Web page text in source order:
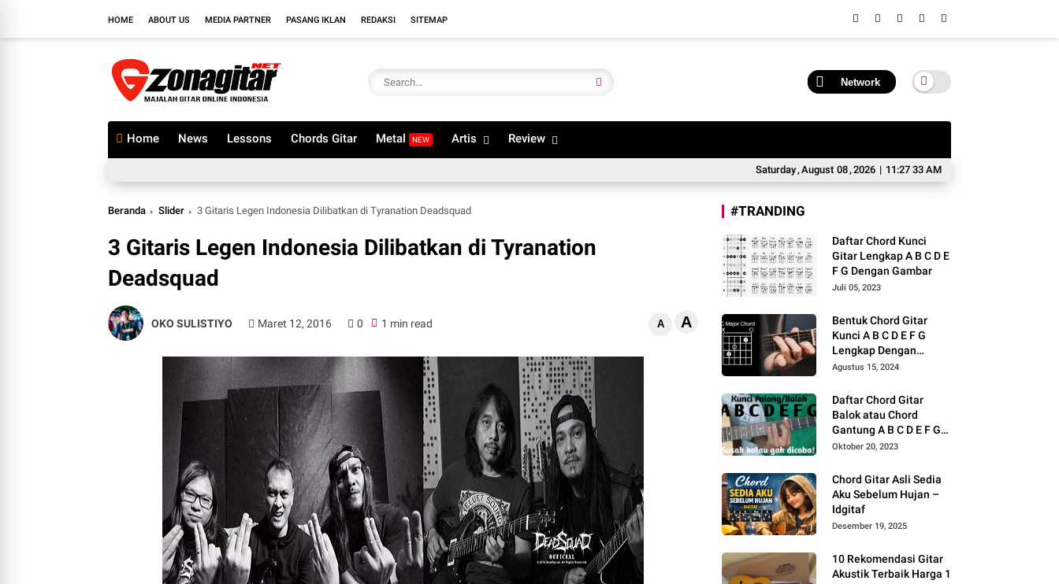
HOME ABOUT US MEDIA PARTNER PASANG IKLAN REDAKSI SITEMAP
Network
Home News Lessons Chords Gitar Metal NEW Artis Review
Saturday,August 08,2026 | 11:27 34 AM
Beranda Slider 3 Gitaris Legen Indonesia Dilibatkan di Tyranation Deadsquad
3 Gitaris Legen Indonesia Dilibatkan di Tyranation
Deadsquad
OKO SULISTIYO Maret 12, 2016 0 1 min read A A
#TRANDING
Daftar Chord Kunci
Gitar Lengkap A B C D E
F G Dengan Gambar
Juli 05, 2023
Bentuk Chord Gitar
Kunci A B C D E F G
Lengkap Dengan
Gambar
Agustus 15, 2024
Daftar Chord Gitar
Balok atau Chord
Gantung A B C D E F G
Gambar
Oktober 20, 2023
Chord Gitar Asli Sedia
Aku Sebelum Hujan –
Idgitaf
Desember 19, 2025
10 Rekomendasi Gitar
Akustik Terbaik Harga 1